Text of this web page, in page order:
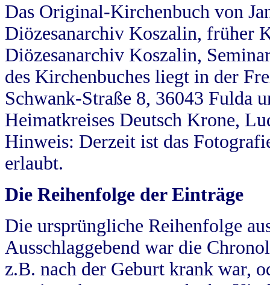
Das Original-Kirchenbuch von
Diözesanarchiv Koszalin, früher
Diözesanarchiv Koszalin,
des Kirchenbuches liegt in der
Schwank-Straße 8, 36043 Fulda
Heimatkreises Deutsch Krone,
Hinweis: Derzeit ist das
erlaubt.
Die Reihenfolge der Einträge
Die ursprüngliche Reihenfolge
Ausschlaggebend war die
z.B. nach der Geburt krank war,